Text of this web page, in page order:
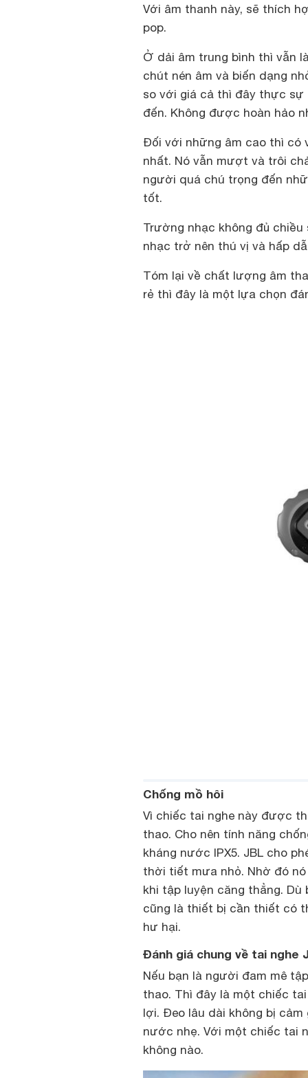
Với âm thanh này, sẽ thích
pop.
Ở dải âm trung bình thì vẫn
chút nén âm và biến dạng
so với giá cả thì đây thực
đến. Không được hoàn hảo
Đối với những âm cao thì có
nhất. Nó vẫn mượt và trôi
người quá chú trọng đến
tốt.
Trường nhạc không đủ
nhạc trở nên thú vị và hấp
Tóm lại về chất lượng âm
rẻ thì đây là một lựa chọn
Chống mồ hôi
Vì chiếc tai nghe này được
thao. Cho nên tính năng
kháng nước IPX5. JBL cho
thời tiết mưa nhỏ. Nhờ đó
khi tập luyện căng thẳng.
cũng là thiết bị cần thiết có
hư hại.
Đánh giá chung về tai nghe
Nếu bạn là người đam mê
thao. Thì đây là một chiếc
lợi. Đeo lâu dài không bị
nước nhẹ. Với một chiếc tai
không nào.